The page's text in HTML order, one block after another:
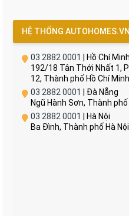
HỆ THỐNG
03 2882 0001
| Hồ Chí Minh
192/18 Tân Thới Nhất 1,
12, Thành phố Hồ Chí
03 2882 0001
| Đà Nẵng
Ngũ Hành Sơn, Thành
03 2882 0001
| Hà Nội
Ba Đình, Thành phố Hà